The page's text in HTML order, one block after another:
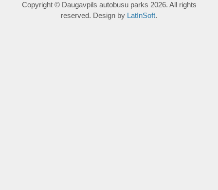
Copyright © Daugavpils autobusu parks 2026. All rights
reserved. Design by LatInSoft.